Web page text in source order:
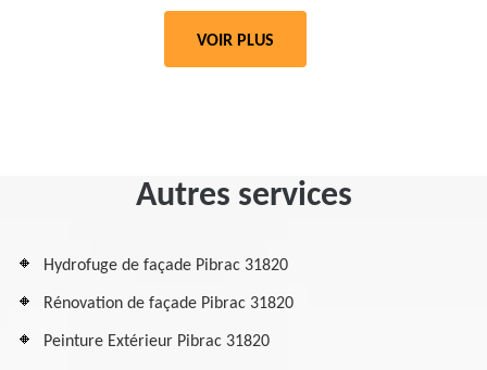
VOIR PLUS
Autres services
Hydrofuge de façade Pibrac 31820
Rénovation de façade Pibrac 31820
Peinture Extérieur Pibrac 31820